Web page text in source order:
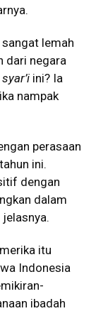
lemah
dari negara
syar’i ini? Ia
nampak
perasaan
ini.
dengan
dalam
jelasnya.
itu
Indonesia
ibadah